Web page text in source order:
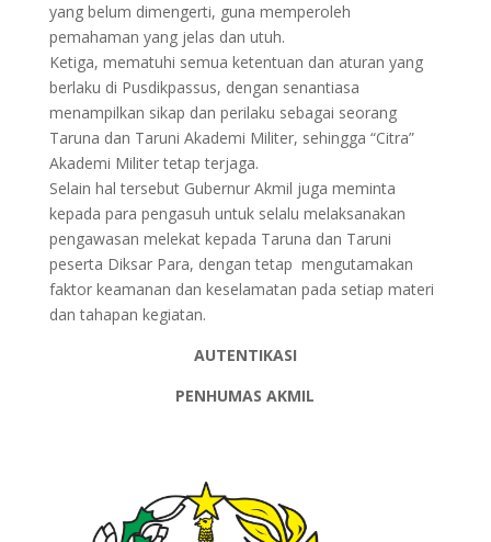
yang belum dimengerti, guna memperoleh
pemahaman yang jelas dan utuh.
Ketiga, mematuhi semua ketentuan dan aturan yang
berlaku di Pusdikpassus, dengan senantiasa
menampilkan sikap dan perilaku sebagai seorang
Taruna dan Taruni Akademi Militer, sehingga “Citra”
Akademi Militer tetap terjaga.
Selain hal tersebut Gubernur Akmil juga meminta
kepada para pengasuh untuk selalu melaksanakan
pengawasan melekat kepada Taruna dan Taruni
peserta Diksar Para, dengan tetap mengutamakan
faktor keamanan dan keselamatan pada setiap materi
dan tahapan kegiatan.
AUTENTIKASI
PENHUMAS AKMIL